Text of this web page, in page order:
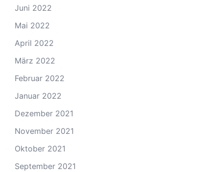
Juni 2022
Mai 2022
April 2022
März 2022
Februar 2022
Januar 2022
Dezember 2021
November 2021
Oktober 2021
September 2021